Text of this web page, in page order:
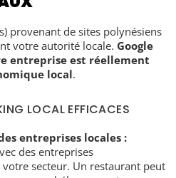
provenant de sites polynésiens
votre autorité locale. Google
entreprise est réellement
local.
LOCAL EFFICACES
entreprises locales :
des entreprises
secteur. Un restaurant peut